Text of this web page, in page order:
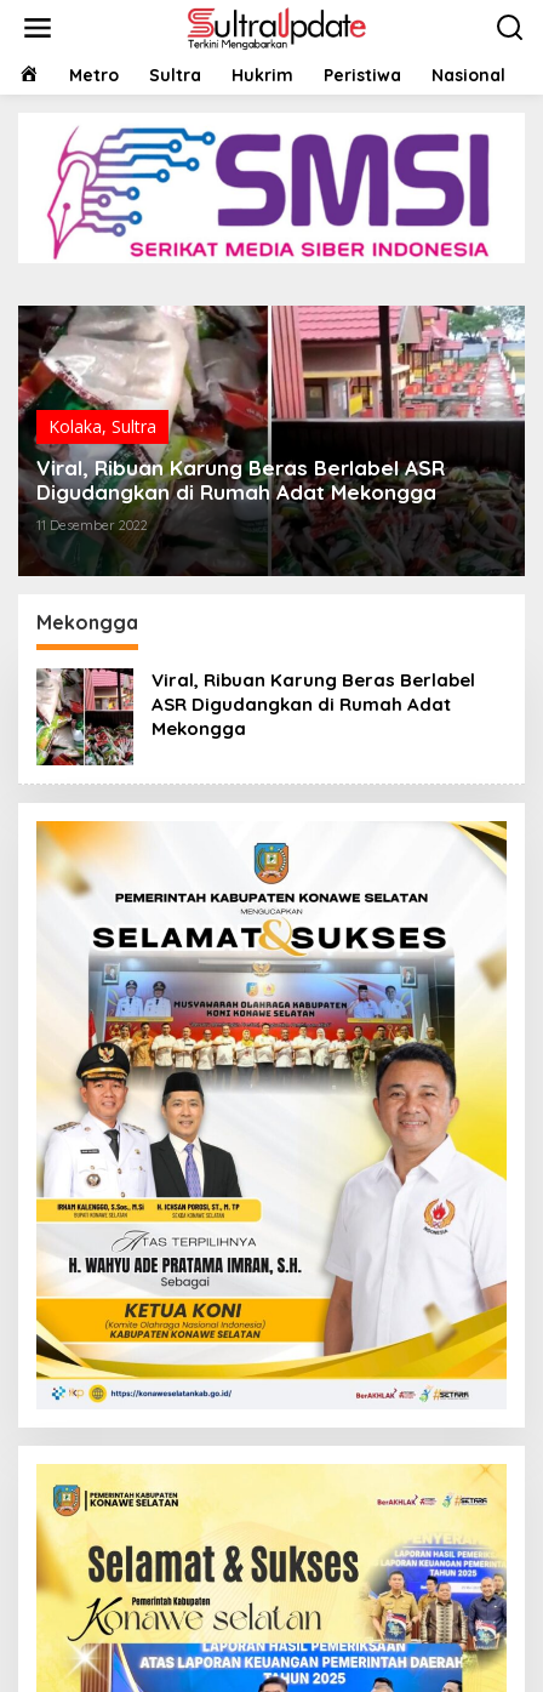
HOMEMetro Sultra Hukrim Peristiwa Nasional
Kolaka, Sultra
Viral, Ribuan Karung Beras Berlabel ASR
Digudangkan di Rumah Adat Mekongga
11 Desember 2022
Mekongga
Viral, Ribuan Karung Beras Berlabel
ASR Digudangkan di Rumah Adat
Mekongga